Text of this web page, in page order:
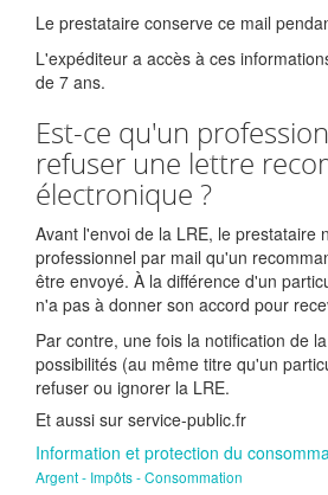
Le prestataire conserve ce mail
L'expéditeur a accès à ces
de 7 ans.
Est-ce qu'un
refuser une lettre
électronique ?
Avant l'envoi de la LRE, le prestataire
professionnel par mail qu'un
être envoyé. À la différence d'un
n'a pas à donner son accord pour
Par contre, une fois la notification de
possibilités (au même titre qu'un
refuser ou ignorer la LRE.
Et aussi sur service-public.fr
Information et protection du
Argent - Impôts - Consommation